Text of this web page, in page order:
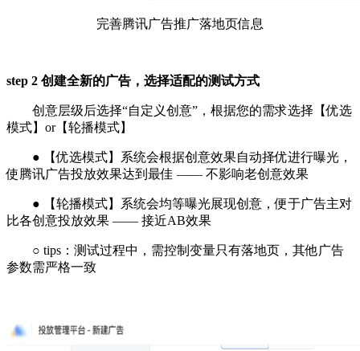
完善腾讯广告推广落地页信息
step 2 创建全新的广告，选择适配的测试方式
创意层级后选择“自定义创意”，根据您的需求选择【优选
模式】or【轮播模式】
● 【优选模式】系统会根据创意效果自动择优进行曝光，
使腾讯广告投放效果达到最佳 —— 不影响老创意效果
● 【轮播模式】系统会均等曝光展现创意，便于广告主对
比各创意投放效果 —— 接近AB效果
○ tips：测试过程中，需控制变量只有落地页，其他广告
参数需严格一致